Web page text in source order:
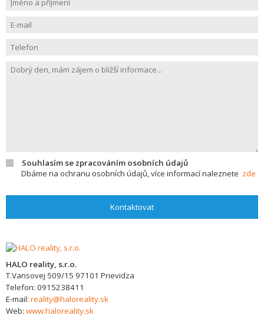
Souhlasím se zpracováním osobních údajů
Dbáme na ochranu osobních údajů, více informací naleznete zde
Kontaktovat
HALO reality, s.r.o.
T.Vansovej 509/15 97101 Prievidza
Telefon: 0915238411
E-mail: reality@haloreality.sk
Web: www.haloreality.sk